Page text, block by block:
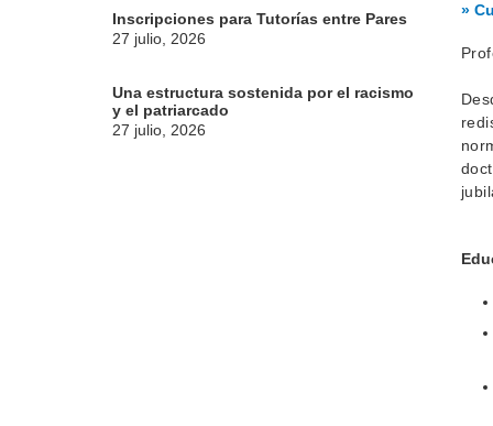
Inscripciones para Tutorías entre Pares
27 julio, 2026
Una estructura sostenida por el racismo
y el patriarcado
27 julio, 2026
»